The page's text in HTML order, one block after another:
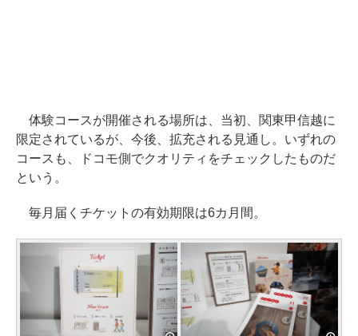
体験コースが開催される場所は、当初、関東甲信越に
限定されているが、今後、拡充される見通し。いずれの
コースも、ドコモ側でクオリティをチェックしたものだ
という。
毎月届くチケットの有効期限は6カ月間。